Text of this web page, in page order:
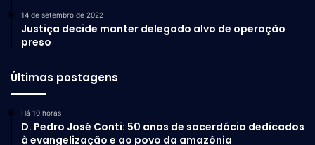
14 de setembro de 2022
Justiça decide manter delegado alvo de operação
preso
Últimas postagens
Há 10 horas
D. Pedro José Conti: 50 anos de sacerdócio dedicados
à evangelização e ao povo da amazônia